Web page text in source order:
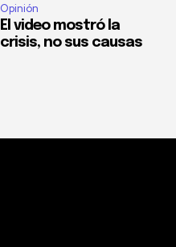
Opinión
El video mostró la
crisis, no sus causas